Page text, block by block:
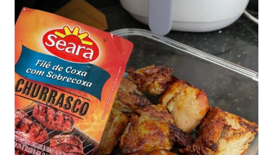
Pastel Assado na Airfryer: Veja como fazer um pastelão
crocante na fritadeira elétrica de forma muito simples,
prática e sem óleo O pastel é um quitute maravilhoso e
amado por muitos, mas sua versão frita pode ser
bastante calórica e gordurosa. No entanto, com a ajuda
da fritadeira elétrica, é possível criar um pastel assado